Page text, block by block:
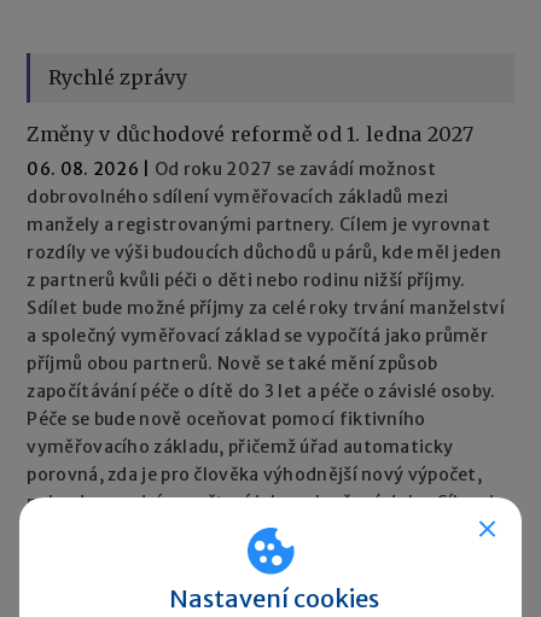
Rychlé zprávy
Změny v důchodové reformě od 1. ledna 2027
06. 08. 2026
Od roku 2027 se zavádí možnost
dobrovolného sdílení vyměřovacích základů mezi
manžely a registrovanými partnery. Cílem je vyrovnat
rozdíly ve výši budoucích důchodů u párů, kde měl jeden
z partnerů kvůli péči o děti nebo rodinu nižší příjmy.
Sdílet bude možné příjmy za celé roky trvání manželství
a společný vyměřovací základ se vypočítá jako průměr
příjmů obou partnerů. Nově se také mění způsob
započítávání péče o dítě do 3 let a péče o závislé osoby.
Péče se bude nově oceňovat pomocí fiktivního
vyměřovacího základu, přičemž úřad automaticky
porovná, zda je pro člověka výhodnější nový výpočet,
nebo dosavadní započtení jako vyloučené doby. Cílem je,
aby péče neměla negativní dopad na výši důchodu.
Nastavení cookies